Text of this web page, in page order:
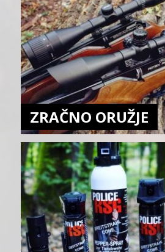
ZRAČNO ORUŽJE